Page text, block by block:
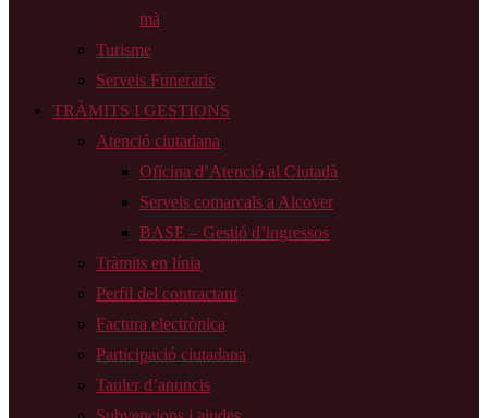
mà
Turisme
Serveis Funeraris
TRÀMITS I GESTIONS
Atenció ciutadana
Oficina d’Atenció al Ciutadà
Serveis comarcals a Alcover
BASE – Gestió d’ingressos
Tràmits en línia
Perfil del contractant
Factura electrònica
Participació ciutadana
Tauler d’anuncis